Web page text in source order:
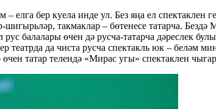
– елга бер куела инде ул. Без яңа ел
такмаклар – бөтенесе татарча.
балалары өчен дә русча-татарча дәреслек
театрда да чиста русча спектакль юк – беләм
татар телендә «Мирас угы» спектаклен